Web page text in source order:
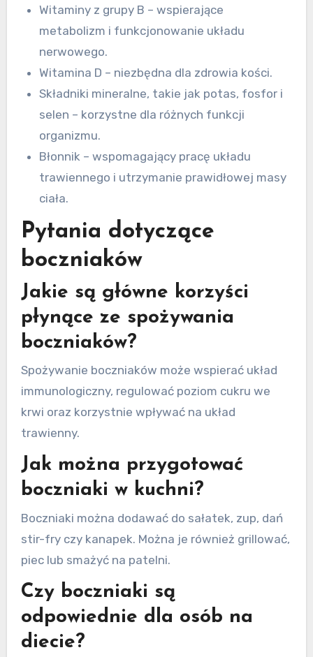
Witaminy z grupy B – wspierające
metabolizm i funkcjonowanie układu
nerwowego.
Witamina D – niezbędna dla zdrowia kości.
Składniki mineralne, takie jak potas, fosfor i
selen – korzystne dla różnych funkcji
organizmu.
Błonnik – wspomagający pracę układu
trawiennego i utrzymanie prawidłowej masy
ciała.
Pytania dotyczące
boczniaków
Jakie są główne korzyści
płynące ze spożywania
boczniaków?
Spożywanie boczniaków może wspierać układ
immunologiczny, regulować poziom cukru we
krwi oraz korzystnie wpływać na układ
trawienny.
Jak można przygotować
boczniaki w kuchni?
Boczniaki można dodawać do sałatek, zup, dań
stir-fry czy kanapek. Można je również grillować,
piec lub smażyć na patelni.
Czy boczniaki są
odpowiednie dla osób na
diecie?